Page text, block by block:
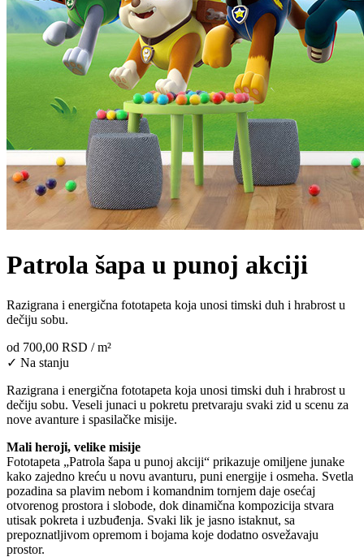
Patrola šapa u punoj akciji
Razigrana i energična fototapeta koja unosi timski duh i hrabrost u
dečiju sobu.
od 700,00 RSD / m²
✓ Na stanju
Razigrana i energična fototapeta koja unosi timski duh i hrabrost u
dečiju sobu. Veseli junaci u pokretu pretvaraju svaki zid u scenu za
nove avanture i spasilačke misije.
Mali heroji, velike misije
Fototapeta „Patrola šapa u punoj akciji“ prikazuje omiljene junake
kako zajedno kreću u novu avanturu, puni energije i osmeha. Svetla
pozadina sa plavim nebom i komandnim tornjem daje osećaj
otvorenog prostora i slobode, dok dinamična kompozicija stvara
utisak pokreta i uzbuđenja. Svaki lik je jasno istaknut, sa
prepoznatljivom opremom i bojama koje dodatno osvežavaju
prostor.